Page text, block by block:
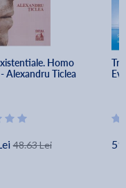
Homo
Alexandru Ticlea
48.63 Lei